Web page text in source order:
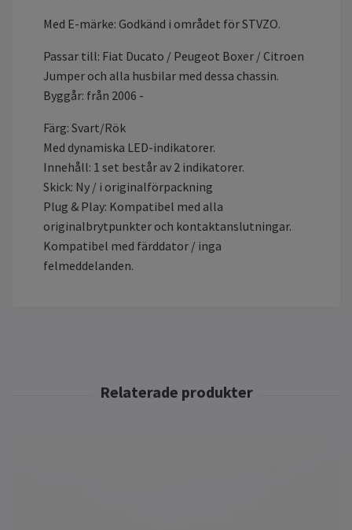
Med E-märke: Godkänd i området för STVZO.
Passar till: Fiat Ducato / Peugeot Boxer / Citroen
Jumper och alla husbilar med dessa chassin.
Byggår: från 2006 -
Färg: Svart/Rök
Med dynamiska LED-indikatorer.
Innehåll: 1 set består av 2 indikatorer.
Skick: Ny / i originalförpackning
Plug & Play: Kompatibel med alla
originalbrytpunkter och kontaktanslutningar.
Kompatibel med färddator / inga
felmeddelanden.